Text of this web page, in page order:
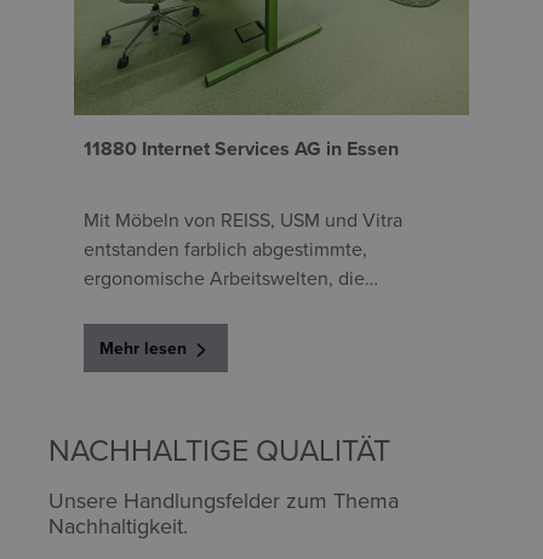
11880 Internet Services AG in Essen
Mit Möbeln von REISS, USM und Vitra
entstanden farblich abgestimmte,
ergonomische Arbeitswelten, die
Anforderungen miteinander verbinden.
Mehr lesen
NACHHALTIGE QUALITÄT
Unsere Handlungsfelder zum Thema
Nachhaltigkeit.